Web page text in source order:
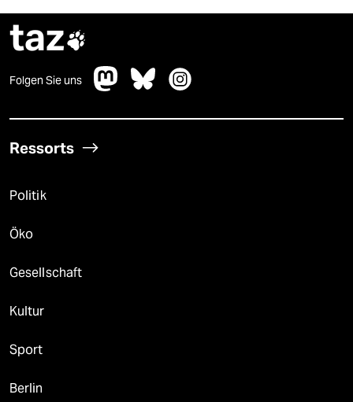
taz
Folgen Sie uns
Ressorts
Politik
Öko
Gesellschaft
Kultur
Sport
Berlin